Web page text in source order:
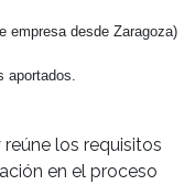
empresa desde Zaragoza)
los requisitos
en el proceso